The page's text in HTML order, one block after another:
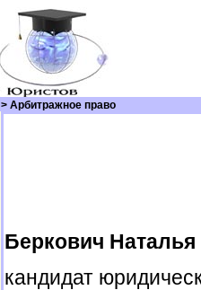
> Арбитражное право
Беркович
кандидат